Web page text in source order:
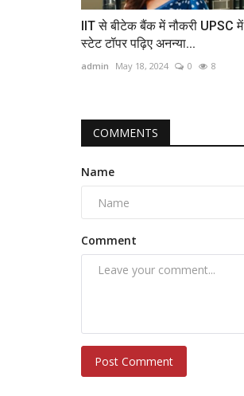
IIT से बीटेक बैंक में नौकरी UPSC में
स्टेट टॉपर पढ़िए अनन्या...
admin May 18, 2024 0 8
COMMENTS
Name
Comment
Post Comment